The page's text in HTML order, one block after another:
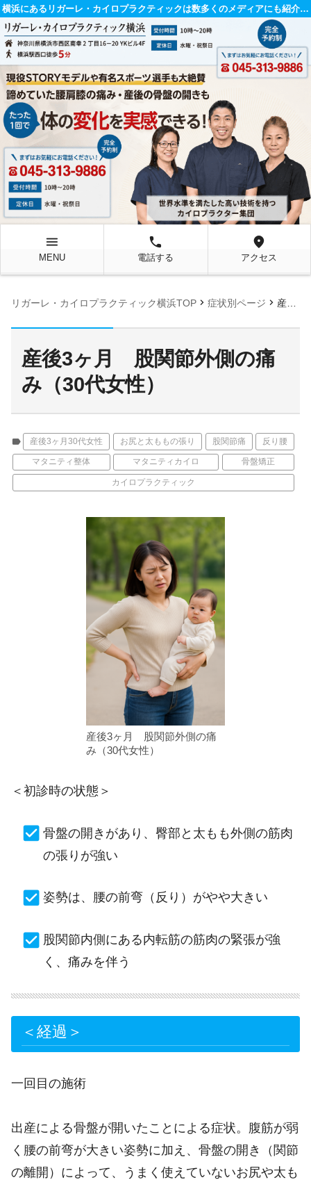
横浜にあるリガーレ・カイロプラクティックは数多くのメディアにも紹介されている整体院です。
menu
MENU
local_phone
電話する
location_on
アクセス
リガーレ・カイロプラクティック横浜TOP chevron_right 症状別ページ chevron_right 産後3ヶ月30代女性, お尻と太ももの張り, 股関節痛, 反り腰, マタニティ整体, マタニティカイロ, 骨盤矯正, カイロプラクティック
産後3ヶ月 股関節外側の痛
み（30代女性）
label 産後3ヶ月30代女性 お尻と太ももの張り 股関節痛 反り腰
マタニティ整体 マタニティカイロ 骨盤矯正
カイロプラクティック
産後3ヶ月 股関節外側の痛
み（30代女性）
＜初診時の状態＞
骨盤の開きがあり、臀部と太もも外側の筋肉
の張りが強い
姿勢は、腰の前弯（反り）がやや大きい
股関節内側にある内転筋の筋肉の緊張が強
く、痛みを伴う
＜経過＞
一回目の施術
出産による骨盤が開いたことによる症状。腹筋が弱
く腰の前弯が大きい姿勢に加え、骨盤の開き（関節
の離開）によって、うまく使えていないお尻や太も